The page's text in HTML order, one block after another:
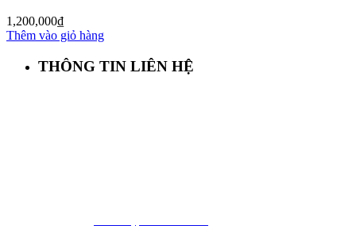
1,200,000₫
Thêm vào giỏ hàng
THÔNG TIN LIÊN HỆ